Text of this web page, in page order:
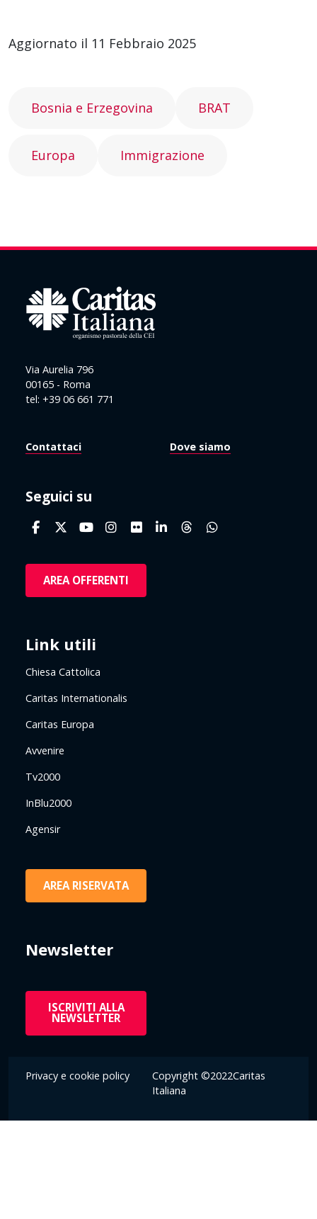
Aggiornato il 11 Febbraio 2025
Bosnia e Erzegovina BRAT
Europa Immigrazione
Via Aurelia 796
00165 - Roma
tel: +39 06 661 771
Contattaci Dove siamo
Seguici su
AREA OFFERENTI
Link utili
Chiesa Cattolica
Caritas Internationalis
Caritas Europa
Avvenire
Tv2000
InBlu2000
Agensir
AREA RISERVATA
Newsletter
ISCRIVITI ALLA
NEWSLETTER
Privacy e cookie policy
Copyright ©2022Caritas
Italiana